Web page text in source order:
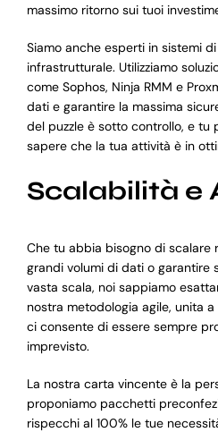
massimo ritorno sui tuoi
Siamo anche esperti in sistemi
infrastrutturale. Utilizziamo
come Sophos, Ninja RMM e
dati e garantire la massima
del puzzle è sotto controllo, e tu
sapere che la tua attività è in
Scalabilità e
Che tu abbia bisogno di scalare
grandi volumi di dati o garantire
vasta scala, noi sappiamo
nostra metodologia agile, unita a
ci consente di essere sempre
imprevisto.
La nostra carta vincente è la
proponiamo pacchetti
rispecchi al 100% le tue